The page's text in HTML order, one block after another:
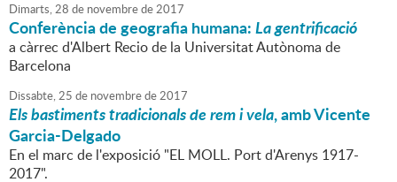
Dimarts,28 de novembrede2017
Conferència de geografia humana:La gentrificació
a càrrec d'Albert Recio de la Universitat Autònoma de
Barcelona
Dissabte,25 de novembrede2017
Els bastiments tradicionals de rem i vela, amb Vicente
Garcia-Delgado
En el marc de l'exposició "EL MOLL. Port d'Arenys 1917-
2017".